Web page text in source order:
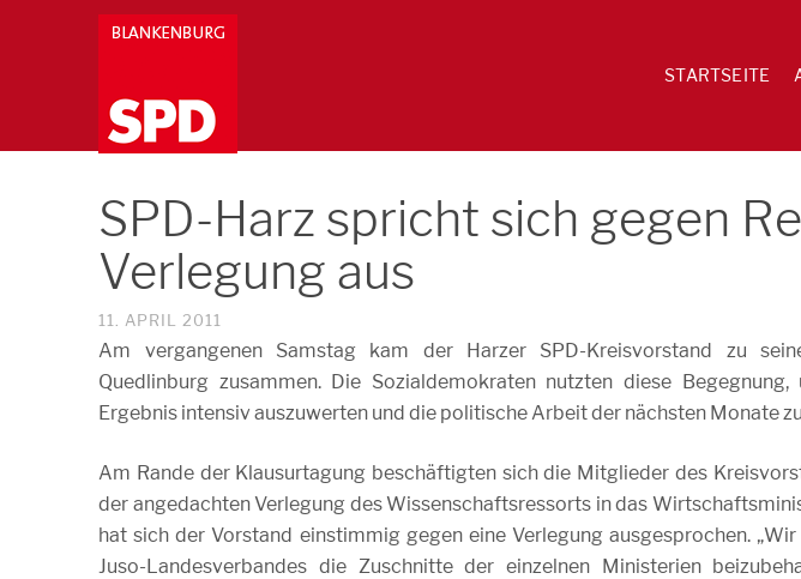
STARTSEITE
SPD-Harz spricht sich gegen
Verlegung aus
11. APRIL 2011
Am vergangenen Samstag kam der Harzer SPD-Kreisvorstand zu
Quedlinburg zusammen. Die Sozialdemokraten nutzten diese
Ergebnis intensiv auszuwerten und die politische Arbeit der nächsten Monate
Am Rande der Klausurtagung beschäftigten sich die Mitglieder des
der angedachten Verlegung des Wissenschaftsressorts in das
hat sich der Vorstand einstimmig gegen eine Verlegung ausgesprochen.
Juso-Landesverbandes die Zuschnitte der einzelnen Ministerien